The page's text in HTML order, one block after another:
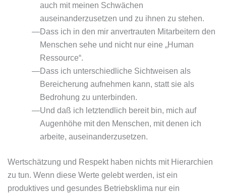
auch mit meinen Schwächen
auseinanderzusetzen und zu ihnen zu stehen.
Dass ich in den mir anvertrauten Mitarbeitern den
Menschen sehe und nicht nur eine „Human
Ressource“.
Dass ich unterschiedliche Sichtweisen als
Bereicherung aufnehmen kann, statt sie als
Bedrohung zu unterbinden.
Und daß ich letztendlich bereit bin, mich auf
Augenhöhe mit den Menschen, mit denen ich
arbeite, auseinanderzusetzen.
Wertschätzung und Respekt haben nichts mit Hierarchien
zu tun. Wenn diese Werte gelebt werden, ist ein
produktives und gesundes Betriebsklima nur ein